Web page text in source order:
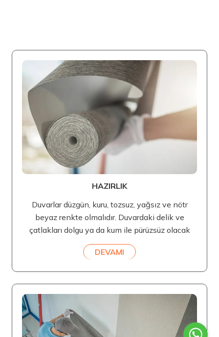
HAZIRLIK
Duvarlar düzgün, kuru, tozsuz, yağsız ve nötr
beyaz renkte olmalıdır. Duvardaki delik ve
çatlakları dolgu ya da kum ile pürüzsüz olacak
DEVAMI